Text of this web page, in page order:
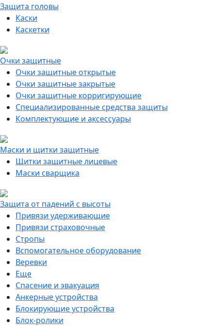
Защита головы
Каски
Каскетки
Очки защитные
Очки защитные открытые
Очки защитные закрытые
Очки защитные корригирующие
Специализированные средства защиты
Комплектующие и аксессуары
Маски и щитки защитные
Щитки защитные лицевые
Маски сварщика
Защита от падений с высоты
Привязи удерживающие
Привязи страховочные
Стропы
Вспомогательное оборудование
Веревки
Еще
Спасение и эвакуация
Анкерные устройства
Блокирующие устройства
Блок-ролики